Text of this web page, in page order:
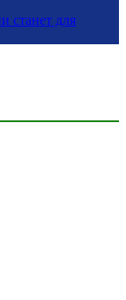
станет для